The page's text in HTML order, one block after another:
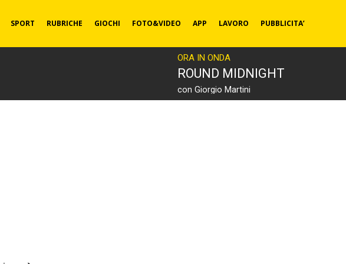
SPORT RUBRICHE GIOCHI FOTO&VIDEO APP LAVORO PUBBLICITA’
ORA IN ONDA
ROUND MIDNIGHT
con Giorgio Martini